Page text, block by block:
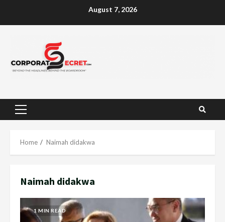
August 7, 2026
Primary
Home Naimah didakwa
Naimah didakwa
1 MIN READ